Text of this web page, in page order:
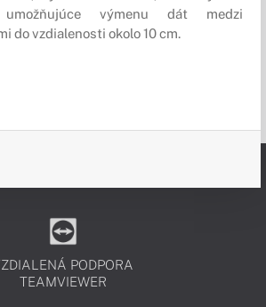
umožňujúce výmenu dát medzi
do vzdialenosti okolo 10 cm.
PODPORA
TEAMVIEWER